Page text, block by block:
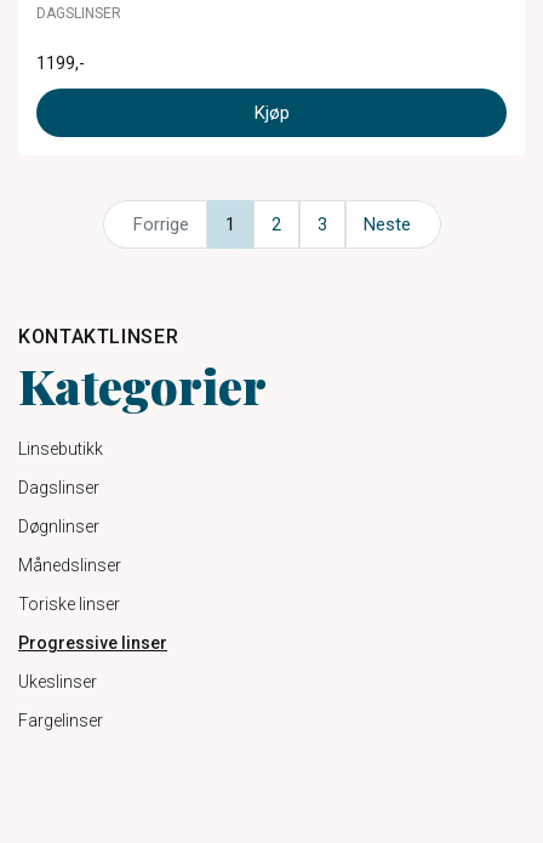
KONTAKTLINSER
Kategorier
Linsebutikk
Dagslinser
Døgnlinser
Månedslinser
Toriske linser
Progressive linser
Ukeslinser
Fargelinser
DAGSLINSER
1199,-
Kjøp
Forrige 1 2 3 Neste